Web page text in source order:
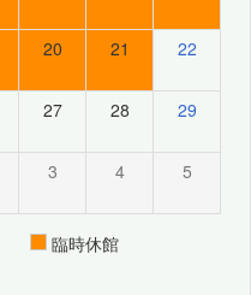
20 21 22
27 28 29
3 4 5
臨時休館